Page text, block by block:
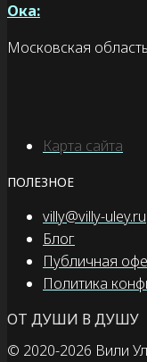
Ока:
Московская
Карта сайта
ПОЛЕЗНОЕ
villy@villy-uley.ru
Блог
Публичная
Политика
ОТ ДУШИ В ДУШУ
© 2020-2026 Вили